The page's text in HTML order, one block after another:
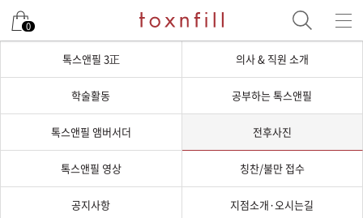
0
톡스앤필 3正 의사 & 직원 소개
학술활동 공부하는 톡스앤필
톡스앤필 앰버서더 전후사진
톡스앤필 영상 칭찬/불만 접수
공지사항 지점소개·오시는길